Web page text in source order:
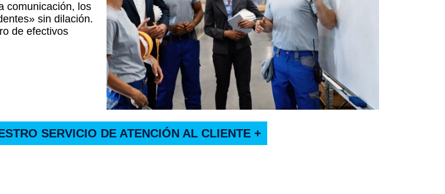
comunicación, los
sin dilación.
de efectivos
SERVICIO DE ATENCIÓN AL CLIENTE +